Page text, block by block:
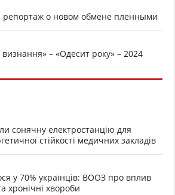
репортаж о новом обмене пленными
– «Одесит року» – 2024
сонячну електростанцію для
стійкості медичних закладів
у 70% українців: ВООЗ про вплив
хронічні хвороби